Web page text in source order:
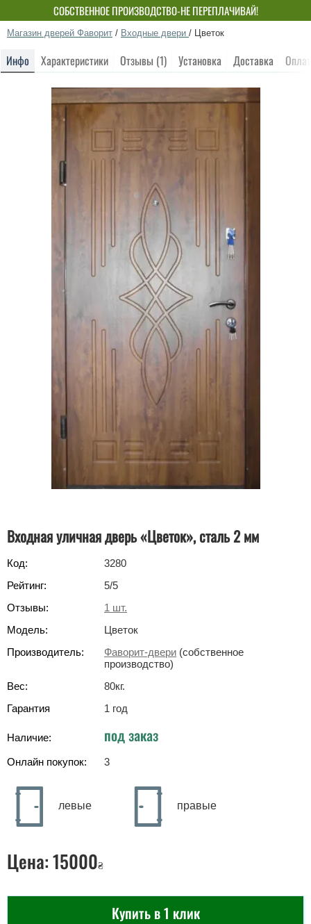
СОБСТВЕННОЕ ПРОИЗВОДСТВО-НЕ ПЕРЕПЛАЧИВАЙ!
Магазин дверей Фаворит / Входные двери / Цветок
Инфо Характеристики Отзывы (1) Установка Доставка
Входная уличная дверь «Цветок», сталь 2 мм
Код:
3280
Рейтинг:
5/5
Отзывы:
1 шт.
Модель:
Цветок
Производитель:
Фаворит-двери (собственное
производство)
Вес:
80кг.
Гарантия
1 год
Наличие: под заказ
Онлайн покупок: 3
левые правые
Цена:15000₴
Купить в 1 клик